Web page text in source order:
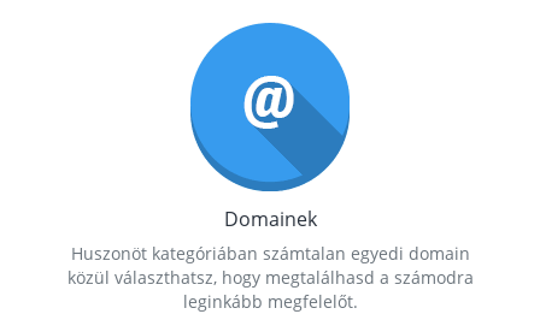
Domainek
Huszonöt kategóriában számtalan egyedi domain
közül választhatsz, hogy megtalálhasd a számodra
leginkább megfelelőt.